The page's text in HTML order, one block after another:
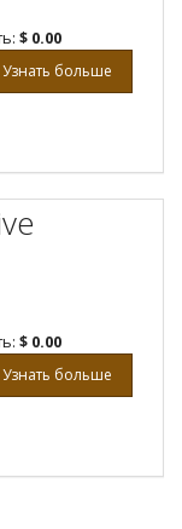
$ 0.00
Узнать больше
$ 0.00
Узнать больше